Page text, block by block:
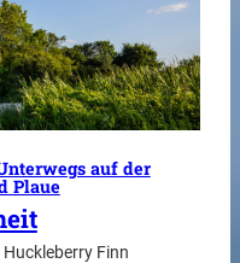
auf der
Plaue
Finn